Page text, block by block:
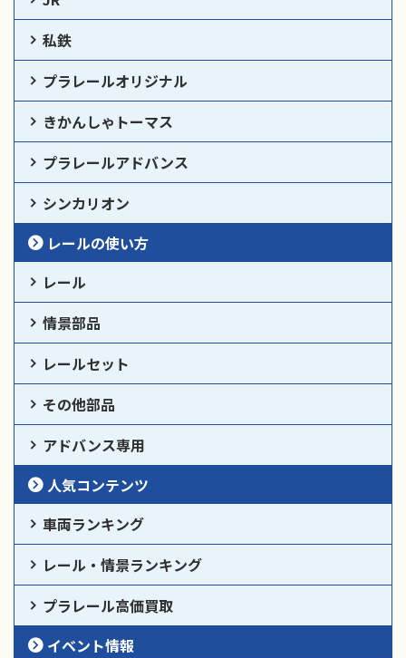
私鉄
プラレールオリジナル
きかんしゃトーマス
プラレールアドバンス
シンカリオン
レールの使い方
レール
情景部品
レールセット
その他部品
アドバンス専用
人気コンテンツ
車両ランキング
レール・情景ランキング
プラレール高価買取
イベント情報